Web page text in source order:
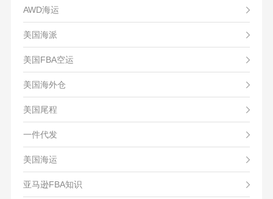
AWD海运
美国海派
美国FBA空运
美国海外仓
美国尾程
一件代发
美国海运
亚马逊FBA知识